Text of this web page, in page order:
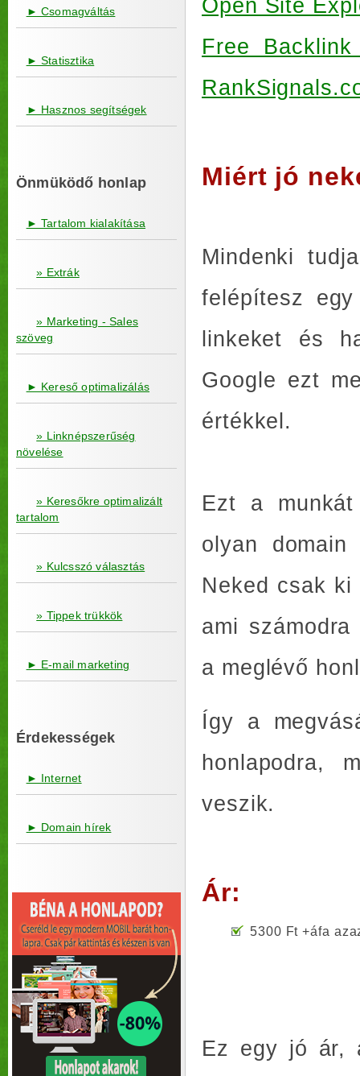
► Csomagváltás
► Statisztika
► Hasznos segítségek
Önmüködő honlap
► Tartalom kialakítása
» Extrák
» Marketing - Sales
szöveg
► Kereső optimalizálás
» Linknépszerűség
növelése
» Keresőkre optimalizált
tartalom
» Kulcsszó választás
» Tippek trükkök
► E-mail marketing
Érdekességek
► Internet
► Domain hírek
Open Site
Free
Miért jó
Mindenki
felépítesz
linkeket és
Google ezt
értékkel.
Ezt a
olyan
Neked csak
ami
a meglévő
Így a
honlapodra,
veszik.
Ár:
5300 Ft +áfa
Ez egy jó ár,